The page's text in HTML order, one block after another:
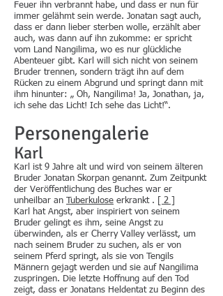
Feuer ihn verbrannt habe, und dass er nun für
immer gelähmt sein werde. Jonatan sagt auch,
dass er dann lieber sterben wolle, erzählt aber
auch, was dann auf ihn zukomme: er spricht
vom Land Nangilima, wo es nur glückliche
Abenteuer gibt. Karl will sich nicht von seinem
Bruder trennen, sondern trägt ihn auf dem
Rücken zu einem Abgrund und springt dann mit
ihm hinunter: „ Oh, Nangilima! Ja, Jonathan, ja,
ich sehe das Licht! Ich sehe das Licht!“.
Personengalerie
Karl
Karl ist 9 Jahre alt und wird von seinem älteren
Bruder Jonatan Skorpan genannt. Zum Zeitpunkt
der Veröffentlichung des Buches war er
unheilbar an Tuberkulose erkrankt .
[ 2 ]
Karl hat Angst, aber inspiriert von seinem
Bruder gelingt es ihm, seine Angst zu
überwinden, als er Cherry Valley verlässt, um
nach seinem Bruder zu suchen, als er von
seinem Pferd springt, als sie von Tengils
Männern gejagt werden und sie auf Nangilima
zuspringen. Die letzte Hoffnung auf den Tod
zeigt, dass er Jonatans Heldentat zu Beginn des